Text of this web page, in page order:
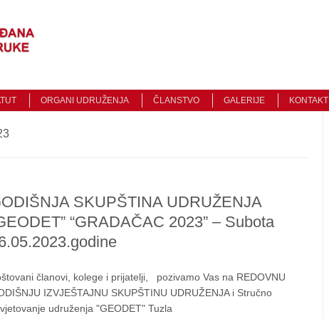
ORGANI UDRUŽENJA ČLANSTVO GALERIJE KONTAKT
SKUPŠTINA UDRUŽENJA
“GRADAČAC 2023” – Subota
članovi, kolege i prijatelji, pozivamo Vas na REDOVNU
IZVJEŠTAJNU SKUPŠTINU UDRUŽENJA i Stručno
udruženja "GEODET" Tuzla